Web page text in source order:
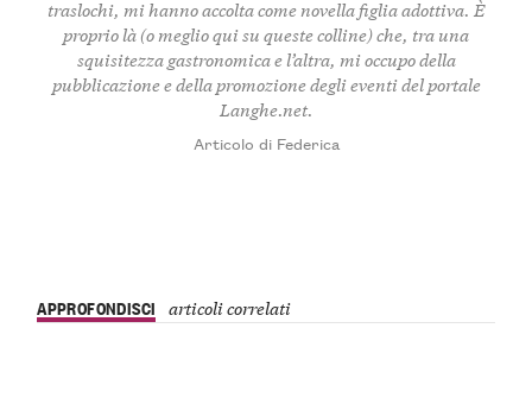
traslochi, mi hanno accolta come novella figlia adottiva. È
proprio là (o meglio qui su queste colline) che, tra una
squisitezza gastronomica e l’altra, mi occupo della
pubblicazione e della promozione degli eventi del portale
Langhe.net.
Articolo di Federica
APPROFONDISCI articoli correlati